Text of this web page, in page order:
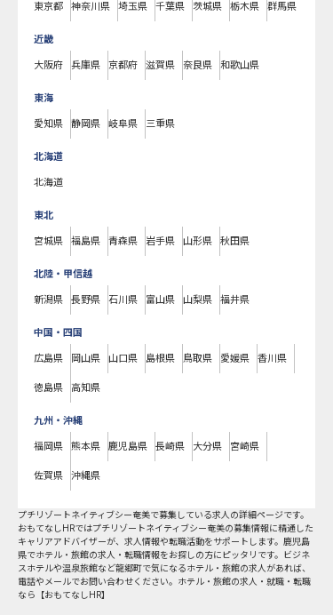
東京都 神奈川県 埼玉県 千葉県 茨城県 栃木県 群馬県
近畿
大阪府 兵庫県 京都府 滋賀県 奈良県 和歌山県
東海
愛知県 静岡県 岐阜県 三重県
北海道
北海道
東北
宮城県 福島県 青森県 岩手県 山形県 秋田県
北陸・甲信越
新潟県 長野県 石川県 富山県 山梨県 福井県
中国・四国
広島県 岡山県 山口県 島根県 鳥取県 愛媛県 香川県
徳島県 高知県
九州・沖縄
福岡県 熊本県 鹿児島県 長崎県 大分県 宮崎県
佐賀県 沖縄県
プチリゾートネイティブシー奄美で募集している求人の詳細ページです。
おもてなしHRではプチリゾートネイティブシー奄美の募集情報に精通した
キャリアアドバイザーが、求人情報や転職活動をサポートします。鹿児島
県でホテル・旅館の求人・転職情報をお探しの方にピッタリです。ビジネ
スホテルや温泉旅館など龍郷町で気になるホテル・旅館の求人があれば、
電話やメールでお問い合わせください。ホテル・旅館の求人・就職・転職
なら【おもてなしHR】